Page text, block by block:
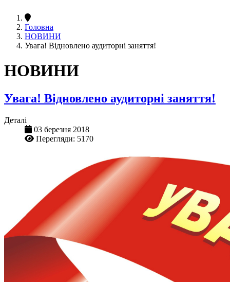
Головна
НОВИНИ
Увага! Відновлено аудиторні заняття!
НОВИНИ
Увага! Відновлено аудиторні заняття!
Деталі
03 березня 2018
Перегляди: 5170